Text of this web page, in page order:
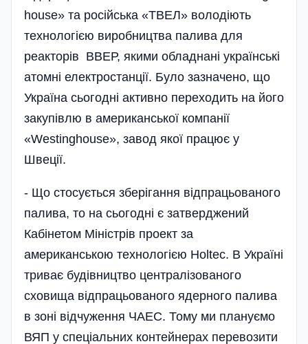
house» та російська «ТВЕЛ» воло­діють
технологією виробництва палива для
реакторів ВВЕР, якими обладнані українські
атомні електростанції. Було зазначено, що
Україна сьогодні активно переходить на його
закупівлю в американської компанії
«Westinghouse», завод якої працює у
Швеції.
- Що стосується зберігання від­працьованого
палива, то на сьогодні є затверджений
Кабінетом Міністрів проект за
американською технологією Holtec. В Україні
триває будівництво централізованого
сховища відпрацьованого ядерного палива
в зоні відчуження ЧАЕС. Тому ми плануємо
ВЯП у спеціальних контейнерах перевозити